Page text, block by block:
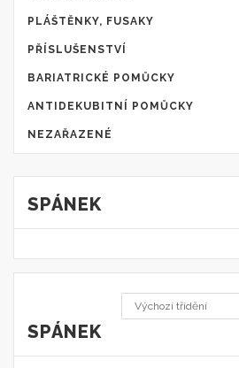
PLÁŠTĚNKY, FUSAKY
PŘÍSLUŠENSTVÍ
BARIATRICKÉ POMŮCKY
ANTIDEKUBITNÍ POMŮCKY
NEZAŘAZENÉ
SPÁNEK
SPÁNEK